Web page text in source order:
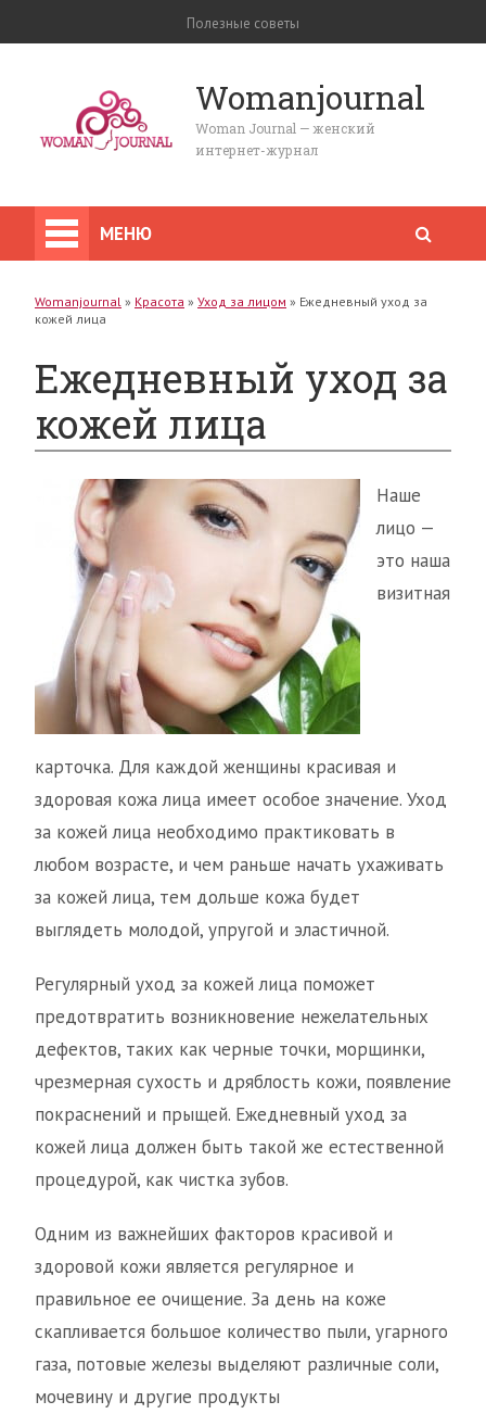
Полезные советы
Womanjournal
Woman Journal — женский
интернет-журнал
МЕНЮ
Womanjournal » Красота » Уход за лицом » Ежедневный уход за
кожей лица
Ежедневный уход за
кожей лица
Наше
лицо —
это наша
визитная
карточка. Для каждой женщины красивая и
здоровая кожа лица имеет особое значение. Уход
за кожей лица необходимо практиковать в
любом возрасте, и чем раньше начать ухаживать
за кожей лица, тем дольше кожа будет
выглядеть молодой, упругой и эластичной.
Регулярный уход за кожей лица поможет
предотвратить возникновение нежелательных
дефектов, таких как черные точки, морщинки,
чрезмерная сухость и дряблость кожи, появление
покраснений и прыщей. Ежедневный уход за
кожей лица должен быть такой же естественной
процедурой, как чистка зубов.
Одним из важнейших факторов красивой и
здоровой кожи является регулярное и
правильное ее очищение. За день на коже
скапливается большое количество пыли, угарного
газа, потовые железы выделяют различные соли,
мочевину и другие продукты